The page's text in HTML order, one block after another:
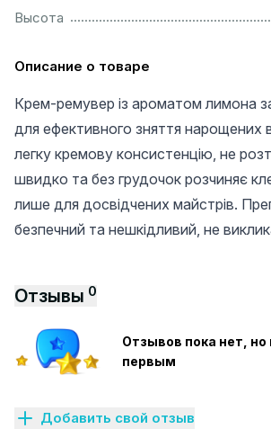
Высота
Описание о товаре
Крем-ремувер із ароматом лимона
для ефективного зняття нарощених
легку кремову консистенцію, не
швидко та без грудочок розчиняє
лише для досвідчених майстрів.
безпечний та нешкідливий, не
Отзывы 0
Отзывов пока нет,
первым
Добавить свой отзыв